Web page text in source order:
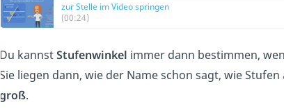
zur Stelle im Video springen
(00:24)
Du kannstStufenwinkel immer dann bestimmen,
Sie liegen dann, wie der Name schon sagt, wie Stufen
groß.